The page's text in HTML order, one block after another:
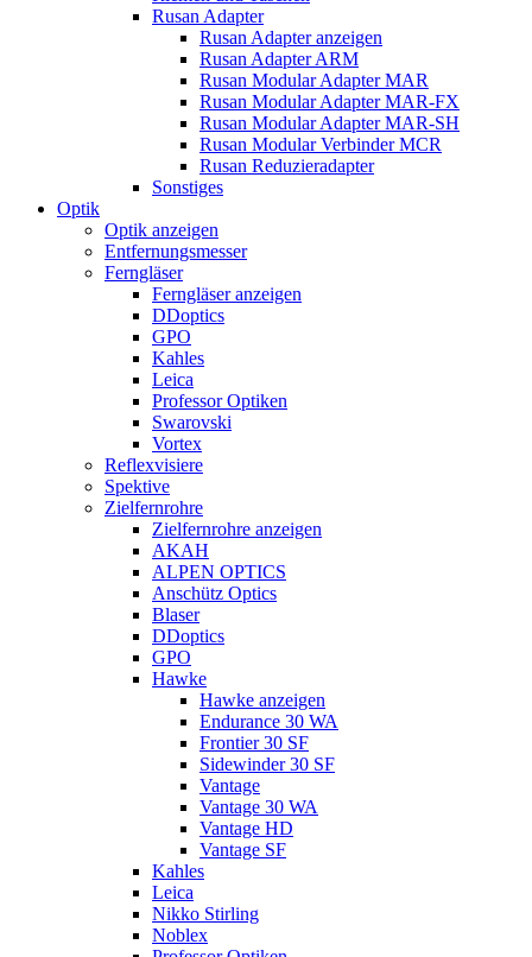
Rusan Adapter
Rusan Adapter anzeigen
Rusan Adapter ARM
Rusan Modular Adapter MAR
Rusan Modular Adapter MAR-FX
Rusan Modular Adapter MAR-SH
Rusan Modular Verbinder MCR
Rusan Reduzieradapter
Sonstiges
Optik
Optik anzeigen
Entfernungsmesser
Ferngläser
Ferngläser anzeigen
DDoptics
GPO
Kahles
Leica
Professor Optiken
Swarovski
Vortex
Reflexvisiere
Spektive
Zielfernrohre
Zielfernrohre anzeigen
AKAH
ALPEN OPTICS
Anschütz Optics
Blaser
DDoptics
GPO
Hawke
Hawke anzeigen
Endurance 30 WA
Frontier 30 SF
Sidewinder 30 SF
Vantage
Vantage 30 WA
Vantage HD
Vantage SF
Kahles
Leica
Nikko Stirling
Noblex